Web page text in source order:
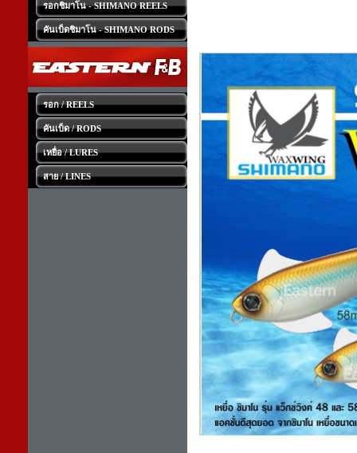
รอกชิมาโน - SHIMANO REELS
คันเบ็ดชิมาโน - SHIMANO RODS
รอก / REELS
คันเบ็ด / RODS
เหยื่อ / LURES
สาย / LINES